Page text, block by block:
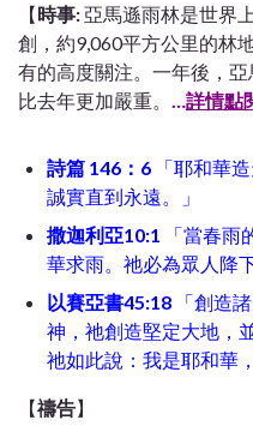
【時事:亞馬遜雨林是世界
創，約9,060平方公里的林
有的高度關注。一年後，
比去年更加嚴重。
…詳情點
詩篇 146：6
「耶和華
誠實直到永遠。」
撒迦利亞10:1
「當春
華求雨。祂必為眾人降
以賽亞書45:18
「創造
神，祂創造堅定大地，
祂如此說：我是耶和華
【禱告】